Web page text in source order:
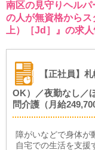
南区の見守りヘル
の人が無資格から
上）［Jd］』の求
【正社員】
OK）／夜勤なし／
問介護（月給
障がいなどで身体が
自宅での生活を支援